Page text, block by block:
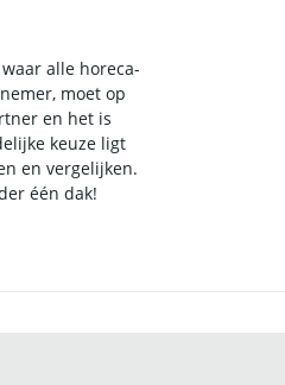
alle horeca-
moet op
en het is
keuze ligt
en vergelijken.
één dak!